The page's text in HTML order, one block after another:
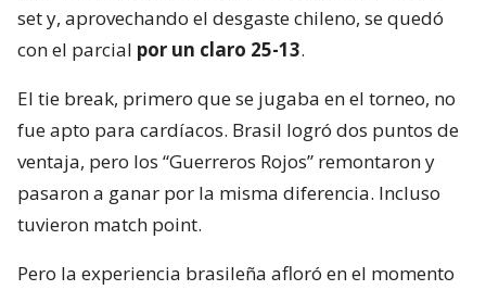
set y, aprovechando el desgaste chileno, se quedó
con el parcial por un claro 25-13.
El tie break, primero que se jugaba en el torneo, no
fue apto para cardíacos. Brasil logró dos puntos de
ventaja, pero los “Guerreros Rojos” remontaron y
pasaron a ganar por la misma diferencia. Incluso
tuvieron match point.
Pero la experiencia brasileña afloró en el momento